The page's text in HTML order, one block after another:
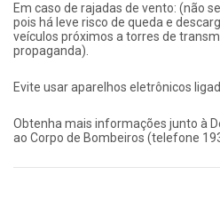
Em caso de rajadas de vento: (não
pois há leve risco de queda e
veículos próximos a torres de
propaganda).
Evite usar aparelhos eletrônicos
Obtenha mais informações junto à
ao Corpo de Bombeiros (telefone